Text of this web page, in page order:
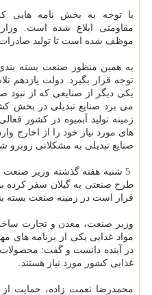
با توجه به بخش نامه هایی
مقاومتی ابلاغ شده است.
موظف شده است تا تولید صادرات
به همین منظور صنعت بسته
توجه قرار بگیرد. دولت یازدهم
یكی دیگر از صنایعی كه از
می برد صنایع تبدیلی در بخش
زمینه تولید آبمیوه در كشور
های مورد نیاز خود را از اخارج
صنایع تبدیلی به مشكلاتی روبرو
5 شنبه هفته گذشته وزیر صنعت
طرح صنعتی به گیلان سفر كرده
قرار است در زمینه صنعت بسته
وزیر صنعت، معدن و تجارت
مواد غذایی یكی از برنامه
در آینده دانست و گفت:
غذایی كشور مورد نیاز هستند.
محمدرضا نعمت زاده، حمایت از